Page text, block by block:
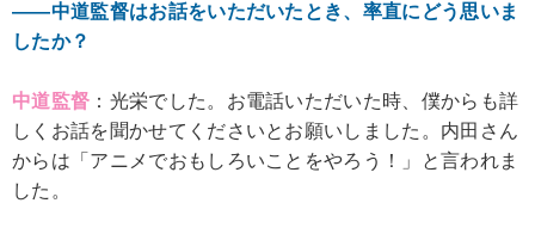
――中道監督はお話をいただいたとき、率直にどう思いま
したか？
中道監督 ：光栄でした。お電話いただいた時、僕からも詳
しくお話を聞かせてくださいとお願いしました。内田さん
からは「アニメでおもしろいことをやろう！」と言われま
した。